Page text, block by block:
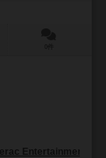
Entertainment